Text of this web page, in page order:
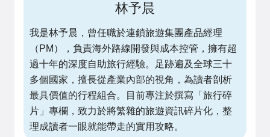
林予晨
我是林予晨，曾任職於連鎖旅遊集團產品經理
（PM），負責海外路線開發與成本控管，擁有超
過十年的深度自助旅行經驗。足跡遍及全球三十
多個國家，擅長從產業內部的視角，為讀者剖析
最具價值的行程組合。目前專注於撰寫「旅行碎
片」專欄，致力於將繁雜的旅遊資訊碎片化，整
理成讀者一眼就能帶走的實用攻略。